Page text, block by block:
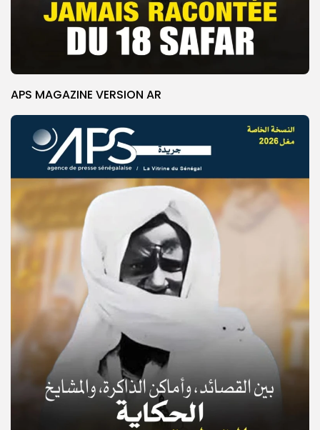
© Copyright 2025, APS
APS MAGAZINE VERSION AR